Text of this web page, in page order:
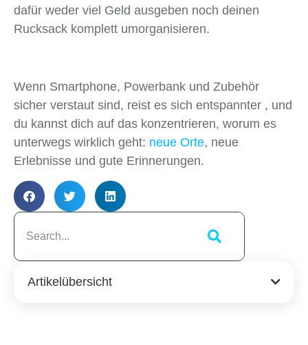
dafür weder viel Geld ausgeben noch deinen
Rucksack komplett umorganisieren.
Wenn Smartphone, Powerbank und Zubehör
sicher verstaut sind, reist es sich entspannter , und
du kannst dich auf das konzentrieren, worum es
unterwegs wirklich geht: neue Orte, neue
Erlebnisse und gute Erinnerungen.
Artikelübersicht